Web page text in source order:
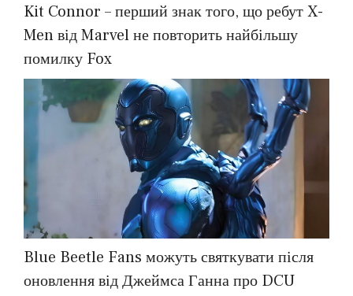
Kit Connor – перший знак того, що ребут X-
Men від Marvel не повторить найбільшу
помилку Fox
Blue Beetle Fans можуть святкувати після
оновлення від Джеймса Ганна про DCU